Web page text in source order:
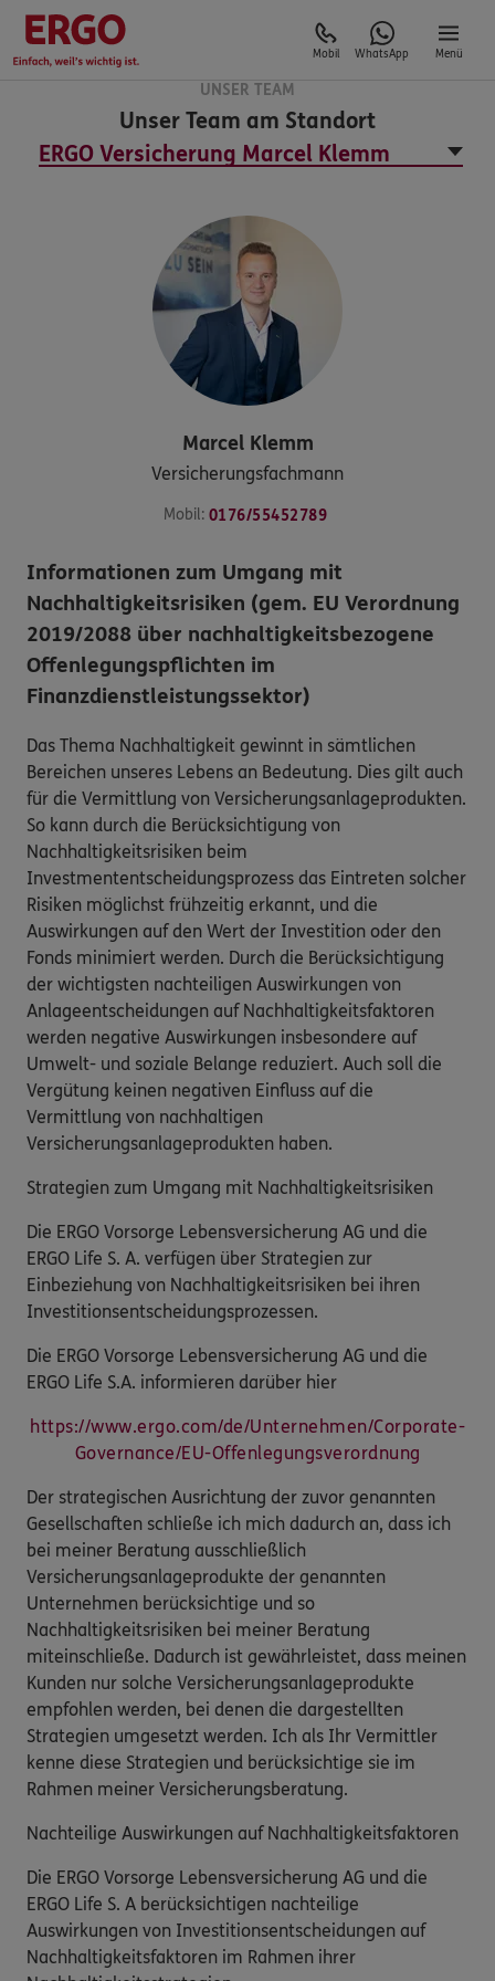
Mobil WhatsApp Menü
UNSER TEAM
Unser Team am Standort
Marcel Klemm
Versicherungsfachmann
Mobil: 0176/55452789
Informationen zum Umgang mit
Nachhaltigkeitsrisiken (gem. EU Verordnung
2019/2088 über nachhaltigkeitsbezogene
Offenlegungspflichten im
Finanzdienstleistungssektor)
Das Thema Nachhaltigkeit gewinnt in sämtlichen
Bereichen unseres Lebens an Bedeutung. Dies gilt auch
für die Vermittlung von Versicherungsanlageprodukten.
So kann durch die Berücksichtigung von
Nachhaltigkeitsrisiken beim
Investmententscheidungsprozess das Eintreten solcher
Risiken möglichst frühzeitig erkannt, und die
Auswirkungen auf den Wert der Investition oder den
Fonds minimiert werden. Durch die Berücksichtigung
der wichtigsten nachteiligen Auswirkungen von
Anlageentscheidungen auf Nachhaltigkeitsfaktoren
werden negative Auswirkungen insbesondere auf
Umwelt- und soziale Belange reduziert. Auch soll die
Vergütung keinen negativen Einfluss auf die
Vermittlung von nachhaltigen
Versicherungsanlageprodukten haben.
Strategien zum Umgang mit Nachhaltigkeitsrisiken
Die ERGO Vorsorge Lebensversicherung AG und die
ERGO Life S. A. verfügen über Strategien zur
Einbeziehung von Nachhaltigkeitsrisiken bei ihren
Investitionsentscheidungsprozessen.
Die ERGO Vorsorge Lebensversicherung AG und die
ERGO Life S.A. informieren darüber hier
https://www.ergo.com/de/Unternehmen/Corporate-
Governance/EU-Offenlegungsverordnung
Der strategischen Ausrichtung der zuvor genannten
Gesellschaften schließe ich mich dadurch an, dass ich
bei meiner Beratung ausschließlich
Versicherungsanlageprodukte der genannten
Unternehmen berücksichtige und so
Nachhaltigkeitsrisiken bei meiner Beratung
miteinschließe. Dadurch ist gewährleistet, dass meinen
Kunden nur solche Versicherungsanlageprodukte
empfohlen werden, bei denen die dargestellten
Strategien umgesetzt werden. Ich als Ihr Vermittler
kenne diese Strategien und berücksichtige sie im
Rahmen meiner Versicherungsberatung.
Nachteilige Auswirkungen auf Nachhaltigkeitsfaktoren
Die ERGO Vorsorge Lebensversicherung AG und die
ERGO Life S. A berücksichtigen nachteilige
Auswirkungen von Investitionsentscheidungen auf
Nachhaltigkeitsfaktoren im Rahmen ihrer